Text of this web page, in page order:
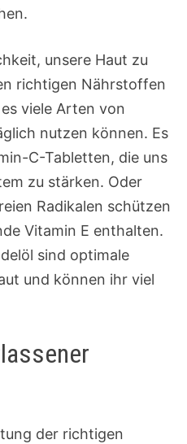
unsere Haut zu
richtigen Nährstoffen
viele Arten von
nutzen können. Es
C-Tabletten, die uns
zu stärken. Oder
Radikalen schützen
Vitamin E enthalten.
sind optimale
und können ihr viel
der richtigen